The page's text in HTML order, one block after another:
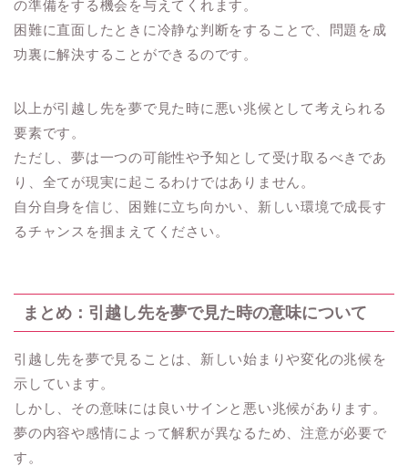
の準備をする機会を与えてくれます。
困難に直面したときに冷静な判断をすることで、問題を成
功裏に解決することができるのです。
以上が引越し先を夢で見た時に悪い兆候として考えられる
要素です。
ただし、夢は一つの可能性や予知として受け取るべきであ
り、全てが現実に起こるわけではありません。
自分自身を信じ、困難に立ち向かい、新しい環境で成長す
るチャンスを掴まえてください。
まとめ：引越し先を夢で見た時の意味について
引越し先を夢で見ることは、新しい始まりや変化の兆候を
示しています。
しかし、その意味には良いサインと悪い兆候があります。
夢の内容や感情によって解釈が異なるため、注意が必要で
す。